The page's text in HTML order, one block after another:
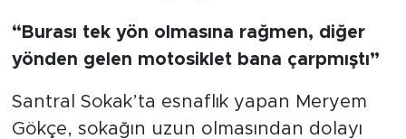
“Burası tek yön olmasına rağmen, diğer
yönden gelen motosiklet bana çarpmıştı”
Santral Sokak’ta esnaflık yapan Meryem
Gökçe, sokağın uzun olmasından dolayı